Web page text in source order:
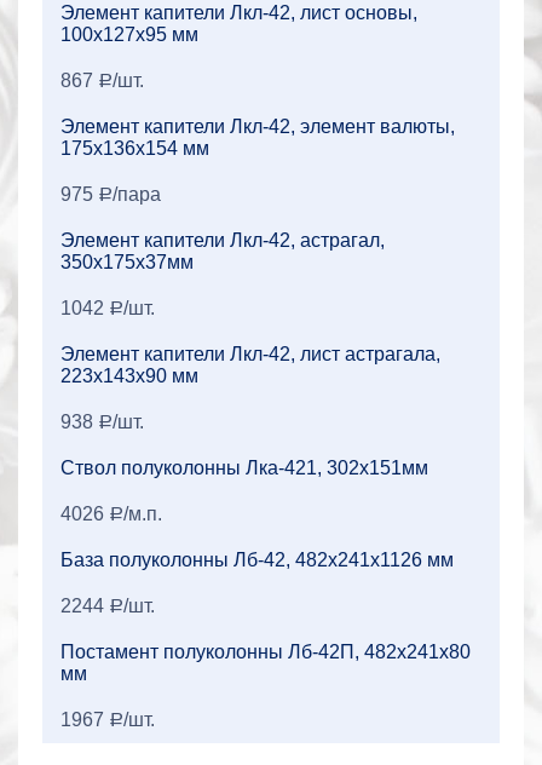
Элемент капители Лкл-42, лист основы,
100x127x95 мм
867 a/шт.
Элемент капители Лкл-42, элемент валюты,
175x136x154 мм
975 a/пара
Элемент капители Лкл-42, астрагал,
350x175x37мм
1042 a/шт.
Элемент капители Лкл-42, лист астрагала,
223x143x90 мм
938 a/шт.
Ствол полуколонны Лка-421, 302x151мм
4026 a/м.п.
База полуколонны Лб-42, 482x241x1126 мм
2244 a/шт.
Постамент полуколонны Лб-42П, 482x241x80
мм
1967 a/шт.